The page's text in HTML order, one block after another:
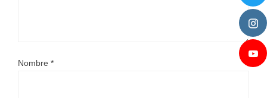
Nombre *